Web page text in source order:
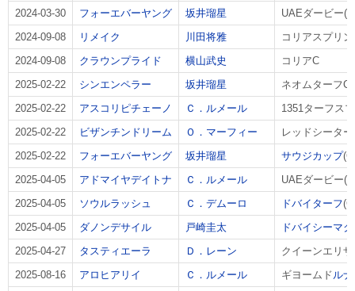
2024-03-30
フォーエバーヤング 坂井瑠星
UAEダービー
2024-09-08
リメイク 川田将雅
コリアスプリ
2024-09-08
クラウンプライド 横山武史
コリアC
2025-02-22
シンエンペラー 坂井瑠星
ネオムターフ
2025-02-22
アスコリピチェーノ Ｃ．ルメール
1351ターフス
2025-02-22
ビザンチンドリーム Ｏ．マーフィー
レッドシータ
2025-02-22
フォーエバーヤング 坂井瑠星 サウジカップ
2025-04-05
アドマイヤデイトナ Ｃ．ルメール
UAEダービー
2025-04-05
ソウルラッシュ Ｃ．デムーロ ドバイターフ
2025-04-05
ダノンデサイル 戸崎圭太
ドバイシーマ
2025-04-27
タスティエーラ Ｄ．レーン
クイーンエリ
2025-08-16
アロヒアリイ Ｃ．ルメール ギヨームド ルナ